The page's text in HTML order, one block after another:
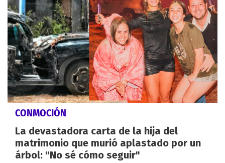
CONMOCIÓN
La devastadora carta de la hija del
matrimonio que murió aplastado por un
árbol: "No sé cómo seguir"